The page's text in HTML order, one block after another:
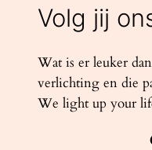
Volg jij
Wat is er leuker
verlichting en die
We light up your
Pinterest